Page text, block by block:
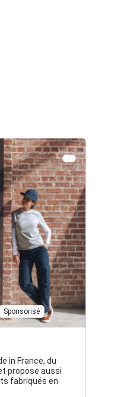
Sponsorisé
in France, du
propose aussi
fabriqués en